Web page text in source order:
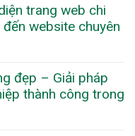
trang web chi
website chuyên
đẹp – Giải pháp
thành công trong